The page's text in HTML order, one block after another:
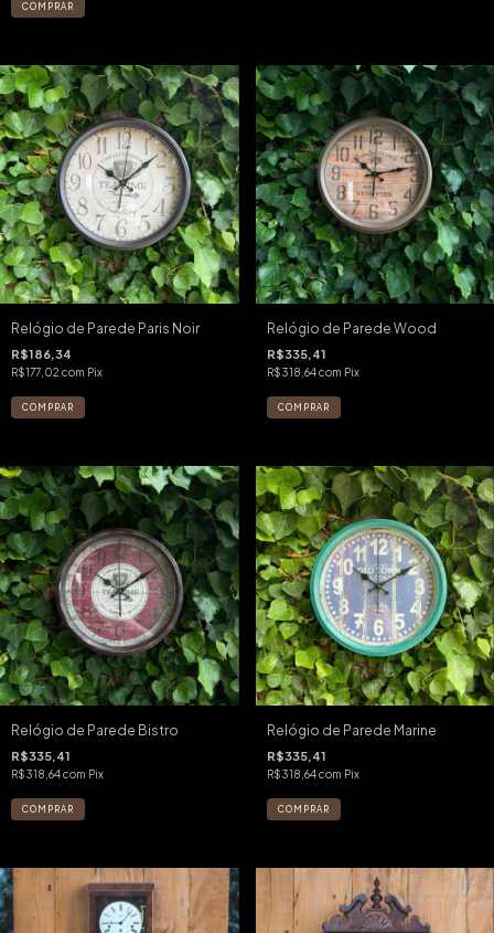
Relógio de Parede Paris Noir
R$186,34
R$177,02 com Pix
Relógio de Parede Wood
R$335,41
R$318,64com Pix
Relógio de Parede Bistro
R$335,41
R$318,64com Pix
Relógio de Parede Marine
R$335,41
R$318,64com Pix